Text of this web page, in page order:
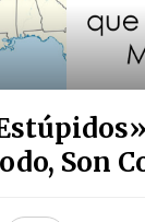
Son